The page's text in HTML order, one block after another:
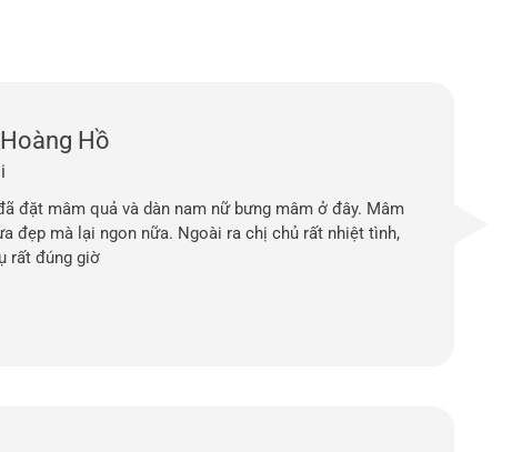
Hồ
đặt mâm quả và dàn nam nữ bưng mâm ở đây. Mâm
đẹp mà lại ngon nữa. Ngoài ra chị chủ rất nhiệt tình,
rất đúng giờ